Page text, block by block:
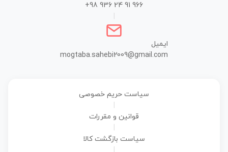
+98 936 24 91 966
ایمیل
mogtaba.sahebi2009@gmail.com
سیاست حریم خصوصی
قوانین و مقررات
سیاست بازگشت کالا